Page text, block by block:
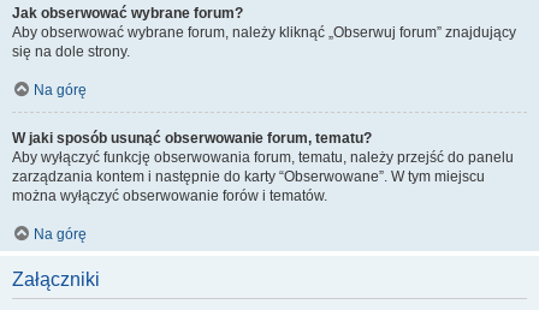
Jak obserwować wybrane forum?
Aby obserwować wybrane forum, należy kliknąć „Obserwuj forum” znajdujący
się na dole strony.
Na górę
W jaki sposób usunąć obserwowanie forum, tematu?
Aby wyłączyć funkcję obserwowania forum, tematu, należy przejść do panelu
zarządzania kontem i następnie do karty “Obserwowane”. W tym miejscu
można wyłączyć obserwowanie forów i tematów.
Na górę
Załączniki